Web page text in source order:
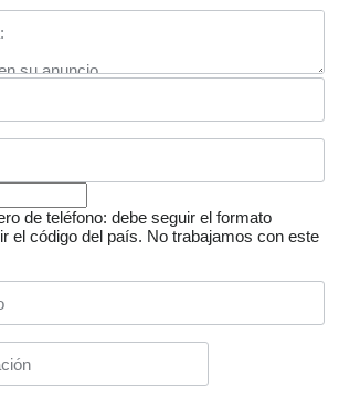
de teléfono: debe seguir el formato
el código del país. No trabajamos con este